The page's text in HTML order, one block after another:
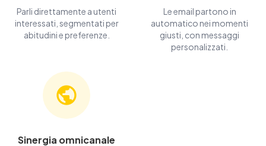
Parli direttamente a utenti
interessati, segmentati per
abitudini e preferenze.
Le email partono in
automatico nei momenti
giusti, con messaggi
personalizzati.
Sinergia omnicanale